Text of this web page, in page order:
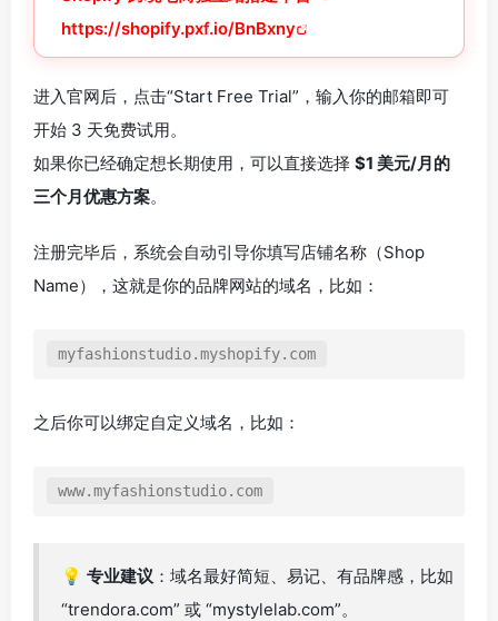
https://shopify.pxf.io/BnBxny
进入官网后，点击“Start Free Trial”，输入你的邮箱即可
开始 3 天免费试用。
如果你已经确定想长期使用，可以直接选择 $1 美元/月的
三个月优惠方案。
注册完毕后，系统会自动引导你填写店铺名称（Shop
Name），这就是你的品牌网站的域名，比如：
之后你可以绑定自定义域名，比如：
💡 专业建议 ：域名最好简短、易记、有品牌感，比如
“trendora.com” 或 “mystylelab.com”。